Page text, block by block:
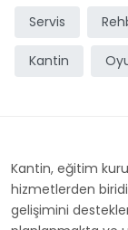
Servis
Kantin
Kantin, eğitim
hizmetlerden
gelişimini